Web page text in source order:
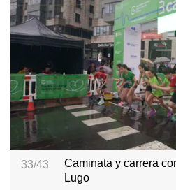
33/43
Caminata y carrera
Lugo